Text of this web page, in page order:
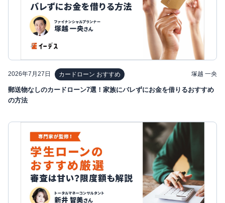
2026年7月27日 カードローン おすすめ 塚越 一央
郵送物なしのカードローン7選！家族にバレずにお金を借りるおすすめ
の方法